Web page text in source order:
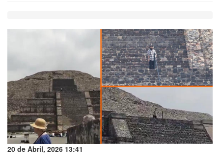
20 de Abril, 2026 13:41